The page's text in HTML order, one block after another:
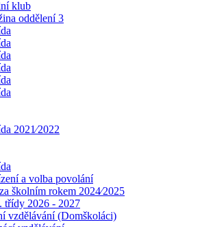
klub
oddělení 3
2021⁄2022
a volba povolání
školním rokem 2024⁄2025
třídy 2026 - 2027
vzdělávání (Domškoláci)